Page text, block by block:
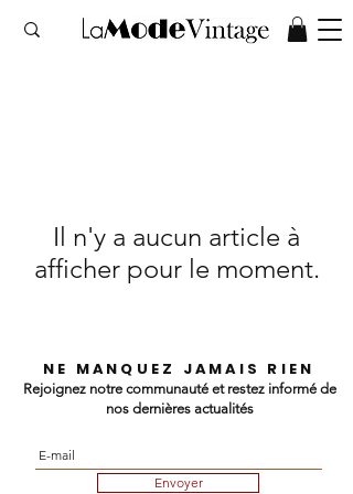
Il n'y a aucun article à
afficher pour le moment.
NE MANQUEZ JAMAIS RIEN
Rejoignez notre communauté et restez informé de
nos dernières actualités
Envoyer